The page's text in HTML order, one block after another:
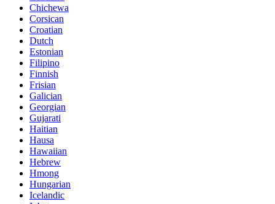
Chichewa
Corsican
Croatian
Dutch
Estonian
Filipino
Finnish
Frisian
Galician
Georgian
Gujarati
Haitian
Hausa
Hawaiian
Hebrew
Hmong
Hungarian
Icelandic